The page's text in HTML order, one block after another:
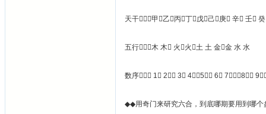
天干甲乙丙丁戊己庚 辛 壬 癸
五行木 木 火火土 土 金金 水 水
数序 1 2 3 45 6 78
◆◆用奇门来研究六合，到底哪期要用到哪个